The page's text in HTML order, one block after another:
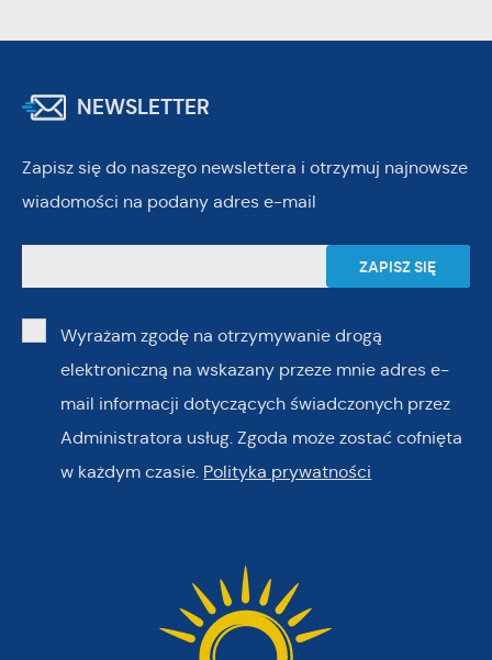
NEWSLETTER
Zapisz się do naszego newslettera i otrzymuj najnowsze
wiadomości na podany adres e-mail
Wyrażam zgodę na otrzymywanie drogą
elektroniczną na wskazany przeze mnie adres e-
mail informacji dotyczących świadczonych przez
Administratora usług. Zgoda może zostać cofnięta
w każdym czasie. Polityka prywatności